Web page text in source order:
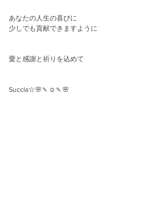
あなたの人生の喜びに
少しでも貢献できますように
愛と感謝と祈りを込めて
Succla☆🌸🍡☺️🍡🌸